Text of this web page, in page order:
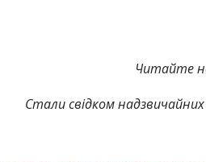
Читайте
Стали свідком